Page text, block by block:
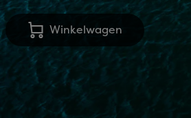
Winkelwagen